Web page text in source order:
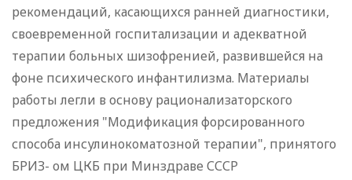
рекомендаций, касающихся ранней диагностики,
своевременной госпитализации и адекватной
терапии больных шизофренией, развившейся на
фоне психического инфантилизма. Материалы
работы легли в основу рационализаторского
предложения "Модификация форсированного
способа инсулинокоматозной терапии", принятого
БРИЗ- ом ЦКБ при Минздраве СССР